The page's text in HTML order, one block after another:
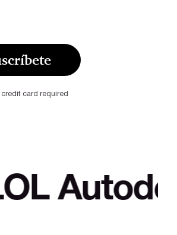
credit card required